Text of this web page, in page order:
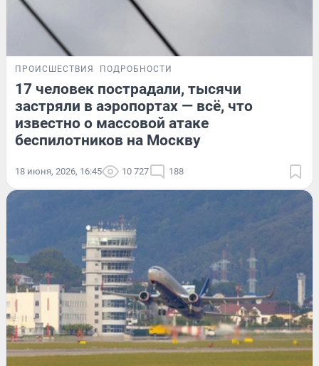
ПРОИСШЕСТВИЯ ПОДРОБНОСТИ
17 человек пострадали, тысячи
застряли в аэропортах — всё, что
известно о массовой атаке
беспилотников на Москву
18 июня, 2026, 16:45 10 727 188